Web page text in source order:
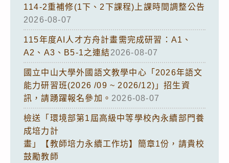
114-2重補修(1下、2下課程)上課時間調整公告
2026-08-07
115年度AI人才方舟計畫需完成研習：A1、
A2、A3、B5-1之連結2026-08-07
國立中山大學外國語文教學中心「2026年語文
能力研習班(2026 /09 ~ 2026/12)」招生資
訊，請踴躍報名參加。 2026-08-07
檢送「環境部第1屆高級中等學校內永續部門養
成培力計
畫」【教師培力永續工作坊】簡章1份，請貴校
鼓勵教師